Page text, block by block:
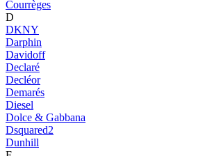
Courrèges
D
DKNY
Darphin
Davidoff
Declaré
Decléor
Demarés
Diesel
Dolce & Gabbana
Dsquared2
Dunhill